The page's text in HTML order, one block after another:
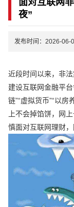
夜”
发布时间：2026-06-
近段时间以来，非
建设互联网金融平
链”“虚拟货币”“以
上不会掉馅饼，网
慎面对互联网理财，